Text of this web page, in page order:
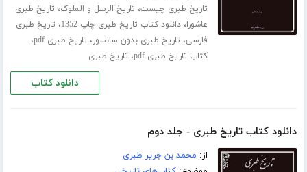
تاریخ طبری چیست، تاریخ الرسل و الملوک، تاریخ طبری
عاشورا،دانلود کتاب تاریخ طبری چاپ 1352 ، تاریخ طبری
فارسی، تاریخ طبری بدون سانسور، تاریخ طبری pdf ،
کتاب تاریخ طبری pdf ، تاریخ طبری
دانلود کتاب
دانلود کتاب تاریخ طبری - جلد دوم
از: محمد بن جریر طبری